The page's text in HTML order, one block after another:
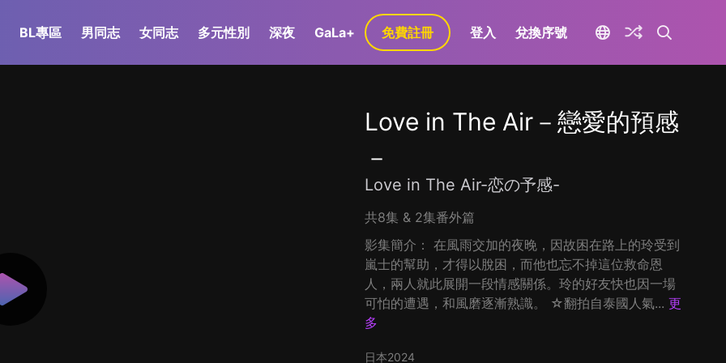
BL專區 男同志 女同志 多元性別 深夜 GaLa+ 免費註冊 登入 兌換序號
Love in The Air－戀愛的預感
－
Love in The Air-恋の予感-
共8集 & 2集番外篇
影集簡介： 在風雨交加的夜晚，因故困在路上的玲受到
嵐士的幫助，才得以脫困，而他也忘不掉這位救命恩
人，兩人就此展開一段情感關係。玲的好友快也因一場
可怕的遭遇，和風磨逐漸熟識。 ☆翻拍自泰國人氣... 更
多
日本2024